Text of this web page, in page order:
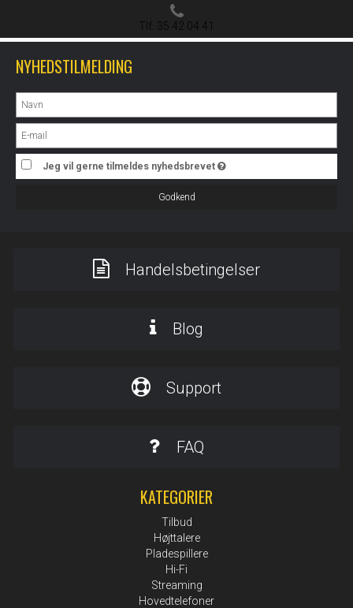
Tlf. 35 42 04 41
NYHEDSTILMELDING
Jeg vil gerne tilmeldes nyhedsbrevet
Godkend
Handelsbetingelser
Blog
Support
FAQ
KATEGORIER
Tilbud
Højttalere
Pladespillere
Hi-Fi
Streaming
Hovedtelefoner